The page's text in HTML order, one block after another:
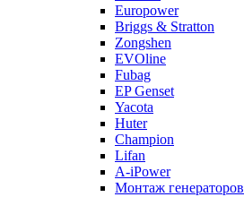
Europower
Briggs & Stratton
Zongshen
EVOline
Fubag
EP Genset
Yacota
Huter
Champion
Lifan
A-iPower
Монтаж генераторов